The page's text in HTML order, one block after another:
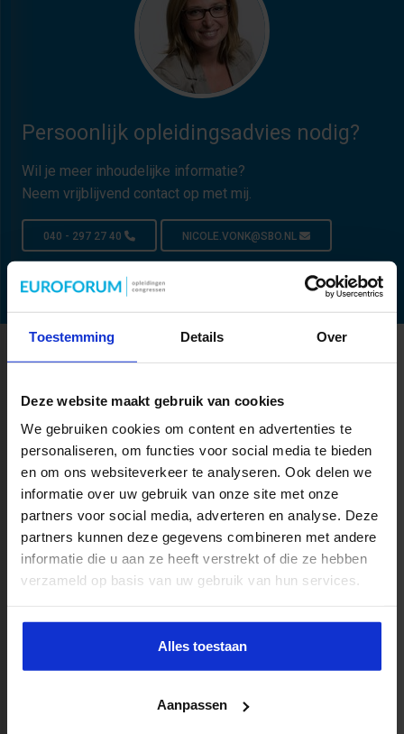
Toestemming Details Over
Deze website maakt gebruik van cookies
We gebruiken cookies om content en advertenties te
personaliseren, om functies voor social media te bieden
en om ons websiteverkeer te analyseren. Ook delen we
informatie over uw gebruik van onze site met onze
partners voor social media, adverteren en analyse. Deze
partners kunnen deze gegevens combineren met andere
informatie die u aan ze heeft verstrekt of die ze hebben
verzameld op basis van uw gebruik van hun services.
Alles toestaan
Aanpassen
Persoonlijk opleidingsadvies nodig?
Wil je meer inhoudelijke informatie?
Neem vrijblijvend contact op met mij.
040 - 297 27 40 NICOLE.VONK@SBO.NL
Actueel inzicht in waterbeheer en -
beleid